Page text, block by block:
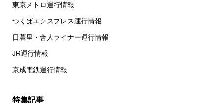
東京メトロ運行情報
つくばエクスプレス運行情報
日暮里・舎人ライナー運行情報
JR運行情報
京成電鉄運行情報
特集記事